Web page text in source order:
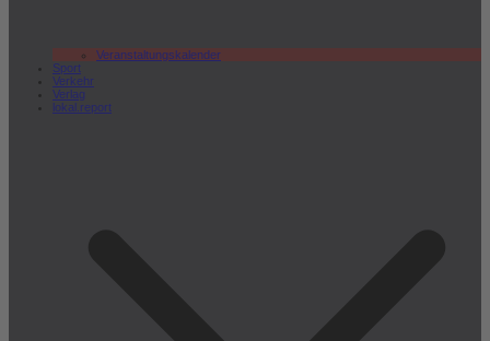
Veranstaltungskalender
Sport
Verkehr
Verlag
lokal.report